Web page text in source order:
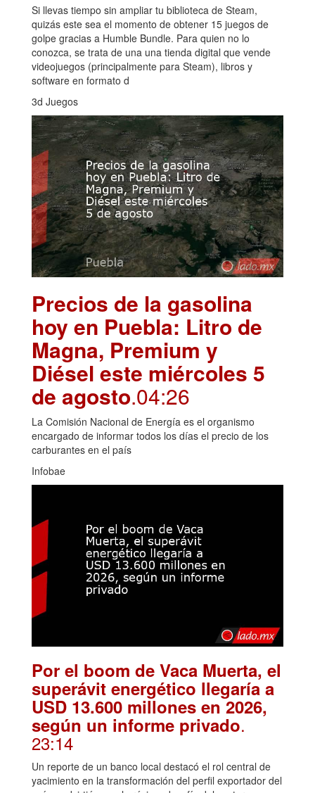
Si llevas tiempo sin ampliar tu biblioteca de Steam,
quizás este sea el momento de obtener 15 juegos de
golpe gracias a Humble Bundle. Para quien no lo
conozca, se trata de una una tienda digital que vende
videojuegos (principalmente para Steam), libros y
software en formato d
3d Juegos
Precios de la gasolina
hoy en Puebla: Litro de
Magna, Premium y
Diésel este miércoles 5
de agosto.04:26
La Comisión Nacional de Energía es el organismo
encargado de informar todos los días el precio de los
carburantes en el país
Infobae
Por el boom de Vaca Muerta, el
superávit energético llegaría a
USD 13.600 millones en 2026,
según un informe privado.
23:14
Un reporte de un banco local destacó el rol central de
yacimiento en la transformación del perfil exportador del